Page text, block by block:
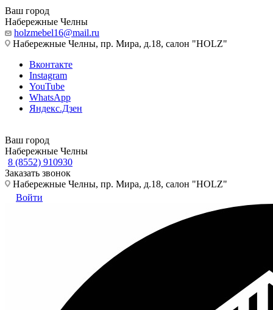
Ваш город
Набережные Челны
holzmebel16@mail.ru
Набережные Челны, пр. Мира, д.18, салон "HOLZ"
Вконтакте
Instagram
YouTube
WhatsApp
Яндекс.Дзен
Ваш город
Набережные Челны
8 (8552) 910930
Заказать звонок
Набережные Челны, пр. Мира, д.18, салон "HOLZ"
Войти